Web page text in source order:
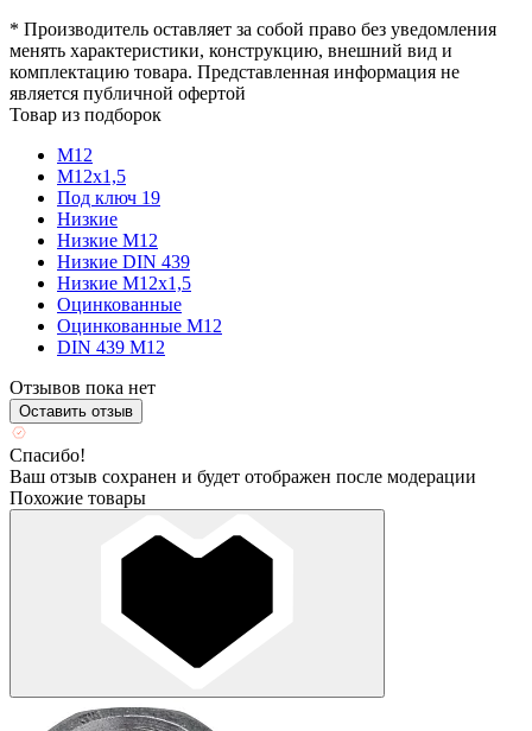
* Производитель оставляет за собой право без уведомления
менять характеристики, конструкцию, внешний вид и
комплектацию товара. Представленная информация не
является публичной офертой
Товар из подборок
М12
М12х1,5
Под ключ 19
Низкие
Низкие М12
Низкие DIN 439
Низкие М12х1,5
Оцинкованные
Оцинкованные М12
DIN 439 М12
Отзывов пока нет
Оставить отзыв
Спасибо!
Ваш отзыв сохранен и будет отображен после модерации
Похожие товары